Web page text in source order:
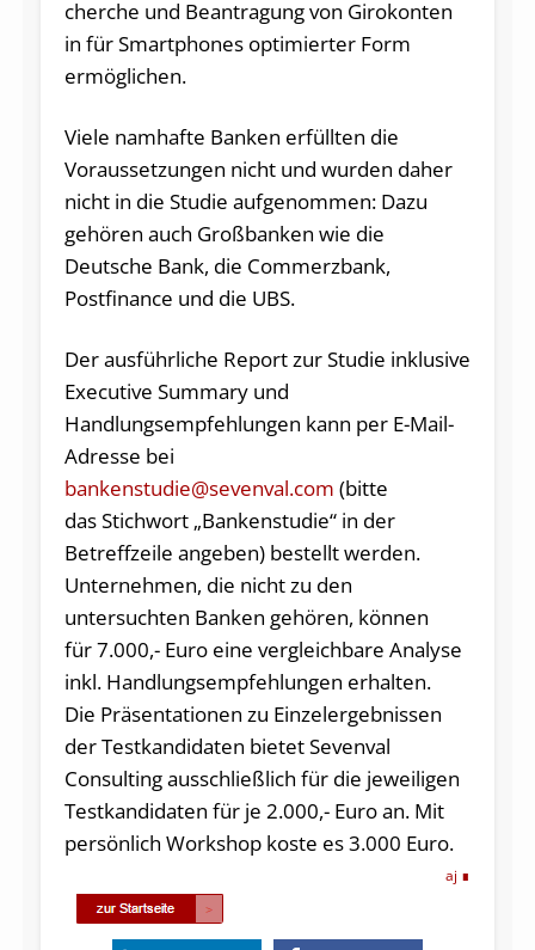
cher­che und Be­an­tragung von Gi­rokon­ten
in für Smartphones optimier­ter Form
ermögli­chen.
Viele namhafte Banken erfüllten die
Voraussetzungen nicht und wurden daher
nicht in die Studie aufgenommen: Dazu
gehören auch Großbanken wie die
Deutsche Bank, die Commerzbank,
Postfinance und die UBS.
Der ausführliche Report zur Studie inklusive
Executive Summary und
Handlungsempfehlungen kann per E-Mail-
Adresse bei
bankenstudie@sevenval.com (bitte
das Stichwort „Bankenstudie“ in der
Betreffzeile angeben) bestellt werden.
Unternehmen, die nicht zu den
untersuchten Banken gehören, können
für 7.000,- Euro eine vergleichbare Analyse
inkl. Handlungsempfehlungen erhalten.
Die Präsentationen zu Einzelergebnissen
der Testkandidaten bietet Sevenval
Consulting ausschließlich für die jeweiligen
Testkandidaten für je 2.000,- Euro an. Mit
persönlich Workshop koste es 3.000 Euro.
aj